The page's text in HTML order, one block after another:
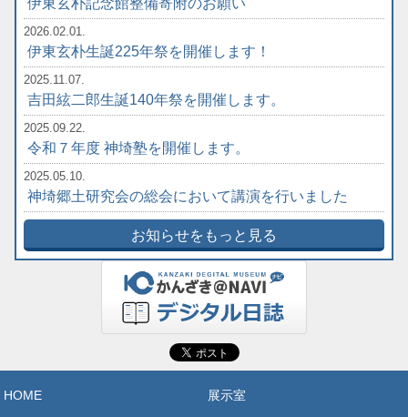
2026.02.01.
伊東玄朴生誕225年祭を開催します！
2025.11.07.
吉田絃二郎生誕140年祭を開催します。
2025.09.22.
令和７年度 神埼塾を開催します。
2025.05.10.
神埼郷土研究会の総会において講演を行いました
お知らせをもっと見る
HOME 展示室